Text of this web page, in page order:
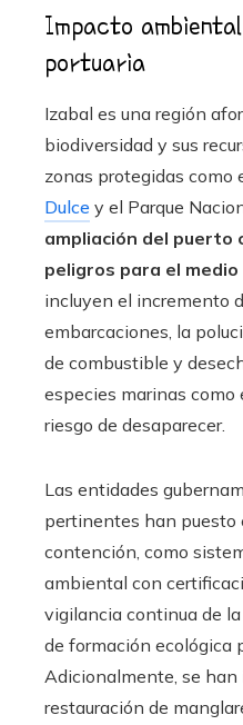
Impacto
portuaria
Izabal es una región
biodiversidad y sus
zonas protegidas como
Dulce y el Parque
ampliación del
peligros para el
incluyen el incremento
embarcaciones, la
de combustible y
especies marinas
riesgo de desaparecer.
Las entidades
pertinentes han puesto
contención, como
ambiental con
vigilancia continua de
de formación ecológica
Adicionalmente, se
restauración de